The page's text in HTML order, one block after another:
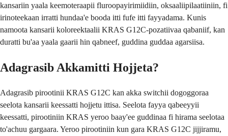
kansariin yaala keemoteraapii fluroopayirimiidiin, oksaaliipilaatiiniin, fi
irinoteekaan irratti hundaa'e booda itti fufe itti fayyadama. Kunis
namoota kansarii koloreektaalii KRAS G12C-pozatiivaa qabaniif, kan
duratti bu'aa yaala gaarii hin qabneef, guddina guddaa agarsiisa.
Adagrasib Akkamitti Hojjeta?
Adagrasib pirootinii KRAS G12C kan akka switchii dogoggoraa
seelota kansarii keessatti hojjetu ittisa. Seelota fayya qabeeyyii
keessatti, pirootiniin KRAS yeroo baay'ee guddinaa fi hirama seelotaa
to'achuu gargaara. Yeroo pirootiniin kun gara KRAS G12C jijjiramu,